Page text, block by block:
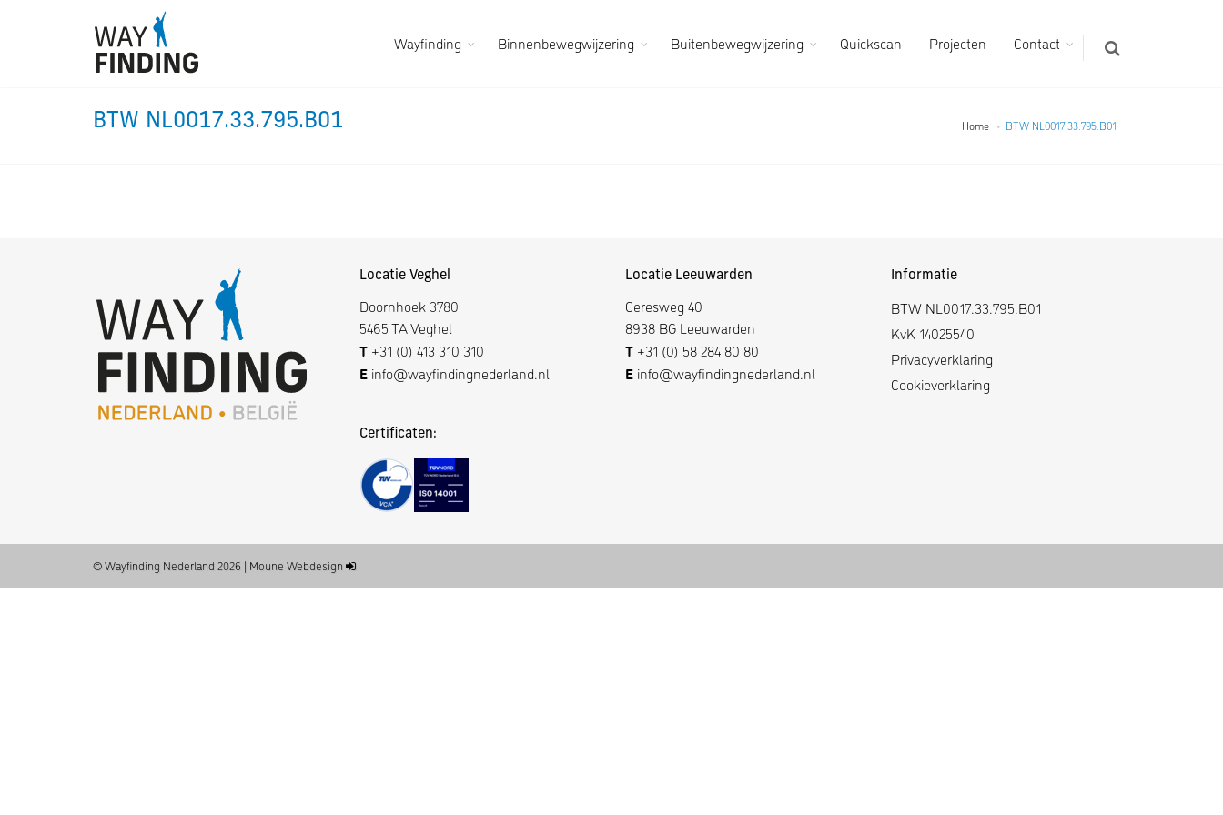
Wayfinding Binnenbewegwijzering Buitenbewegwijzering Quickscan Projecten Contact
Home BTW NL0017.33.795.B01
BTW NL0017.33.795.B01
Locatie Veghel
Doornhoek 3780
5465 TA Veghel
T +31 (0) 413 310 310
Einfo@wayfindingnederland.nl
Locatie Leeuwarden
Ceresweg 40
8938 BG Leeuwarden
T +31 (0) 58 284 80 80
E info@wayfindingnederland.nl
Informatie
BTW NL0017.33.795.B01
KvK 14025540
Privacyverklaring
Cookieverklaring
Certificaten:
© Wayfinding Nederland 2026 | Moune Webdesign